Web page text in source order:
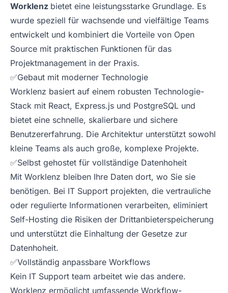
Worklenz bietet eine leistungsstarke Grundlage. Es
wurde speziell für wachsende und vielfältige Teams
entwickelt und kombiniert die Vorteile von Open
Source mit praktischen Funktionen für das
Projektmanagement in der Praxis.
✅Gebaut mit moderner Technologie
Worklenz basiert auf einem robusten Technologie-
Stack mit React, Express.js und PostgreSQL und
bietet eine schnelle, skalierbare und sichere
Benutzererfahrung. Die Architektur unterstützt sowohl
kleine Teams als auch große, komplexe Projekte.
✅Selbst gehostet für vollständige Datenhoheit
Mit Worklenz bleiben Ihre Daten dort, wo Sie sie
benötigen. Bei IT Support projekten, die vertrauliche
oder regulierte Informationen verarbeiten, eliminiert
Self-Hosting die Risiken der Drittanbieterspeicherung
und unterstützt die Einhaltung der Gesetze zur
Datenhoheit.
✅Vollständig anpassbare Workflows
Kein IT Support team arbeitet wie das andere.
Worklenz ermöglicht umfassende Workflow-